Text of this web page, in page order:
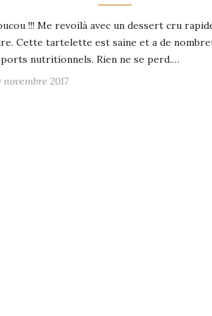
!!! Me revoilà avec un dessert cru
Cette tartelette est saine et a de
nutritionnels. Rien ne se perd.…
novembre 2017